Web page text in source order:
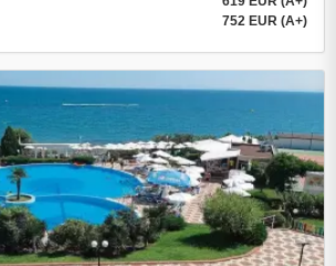
752 EUR (A+)